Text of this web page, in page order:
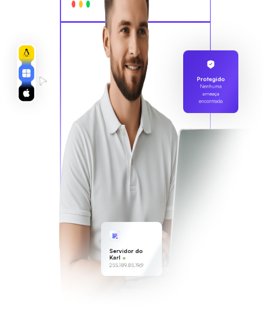
Protegido
Nenhuma
ameaça
encontrada
Servidor do
Karl
255.189.85.19